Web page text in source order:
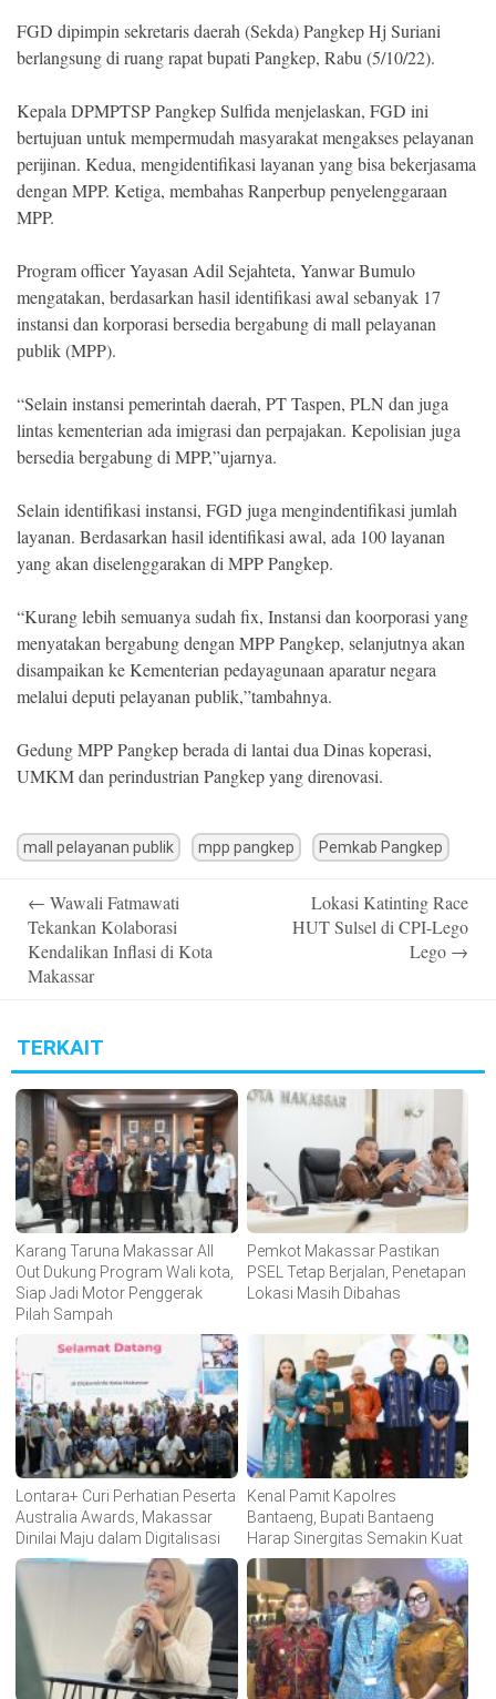
©
Copyright
.
Right
Reserved
FGD dipimpin sekretaris daerah (Sekda) Pangkep Hj Suriani
berlangsung di ruang rapat bupati Pangkep, Rabu (5/10/22).
Kepala DPMPTSP Pangkep Sulfida menjelaskan, FGD ini
bertujuan untuk mempermudah masyarakat mengakses pelayanan
perijinan. Kedua, mengidentifikasi layanan yang bisa bekerjasama
dengan MPP. Ketiga, membahas Ranperbup penyelenggaraan
MPP.
Program officer Yayasan Adil Sejahteta, Yanwar Bumulo
mengatakan, berdasarkan hasil identifikasi awal sebanyak 17
instansi dan korporasi bersedia bergabung di mall pelayanan
publik (MPP).
“Selain instansi pemerintah daerah, PT Taspen, PLN dan juga
lintas kementerian ada imigrasi dan perpajakan. Kepolisian juga
bersedia bergabung di MPP,”ujarnya.
Selain identifikasi instansi, FGD juga mengindentifikasi jumlah
layanan. Berdasarkan hasil identifikasi awal, ada 100 layanan
yang akan diselenggarakan di MPP Pangkep.
“Kurang lebih semuanya sudah fix, Instansi dan koorporasi yang
menyatakan bergabung dengan MPP Pangkep, selanjutnya akan
disampaikan ke Kementerian pedayagunaan aparatur negara
melalui deputi pelayanan publik,”tambahnya.
Gedung MPP Pangkep berada di lantai dua Dinas koperasi,
UMKM dan perindustrian Pangkep yang direnovasi.
mall pelayanan publik mpp pangkep Pemkab Pangkep
navigation
← Wawali Fatmawati
Tekankan Kolaborasi
Kendalikan Inflasi di Kota
Makassar
Lokasi Katinting Race
HUT Sulsel di CPI-Lego
Lego →
TERKAIT
Karang Taruna Makassar All
Out Dukung Program Wali kota,
Siap Jadi Motor Penggerak
Pilah Sampah
Pemkot Makassar Pastikan
PSEL Tetap Berjalan, Penetapan
Lokasi Masih Dibahas
Lontara+ Curi Perhatian Peserta
Australia Awards, Makassar
Dinilai Maju dalam Digitalisasi
Kenal Pamit Kapolres
Bantaeng, Bupati Bantaeng
Harap Sinergitas Semakin Kuat